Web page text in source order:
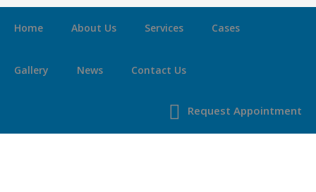
Home About Us Services Cases
Gallery News Contact Us
Request Appointment